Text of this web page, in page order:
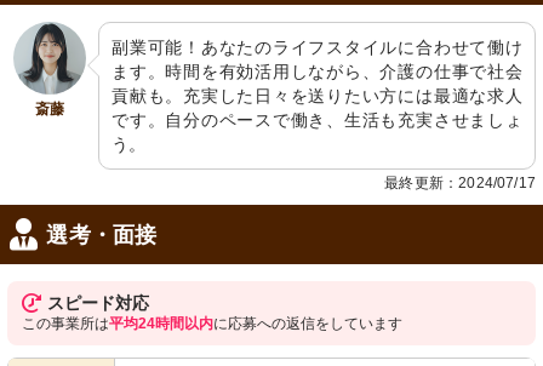
斎藤
副業可能！あなたのライフスタイルに合わせて働け
ます。時間を有効活用しながら、介護の仕事で社会
貢献も。充実した日々を送りたい方には最適な求人
です。自分のペースで働き、生活も充実させましょ
う。
最終更新：2024/07/17
選考・面接
スピード対応
この事業所は平均24時間以内に応募への返信をしています